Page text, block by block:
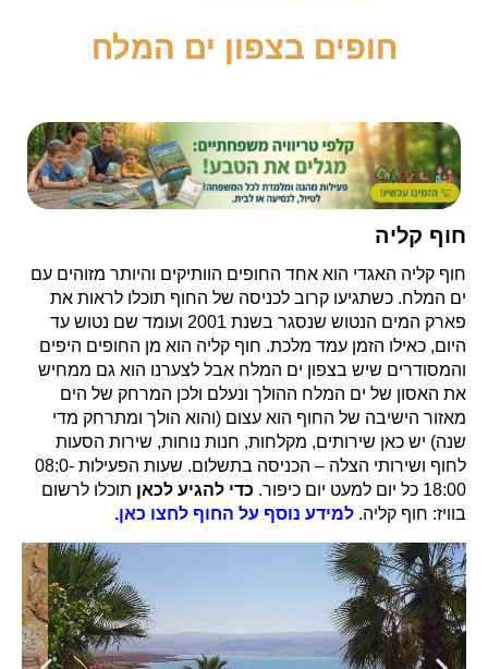
חופים בצפון ים המלח
חוף קליה
חוף קליה האגדי הוא אחד החופים הוותיקים והיותר מזוהים עם
ים המלח. כשתגיעו קרוב לכניסה של החוף תוכלו לראות את
פארק המים הנטוש שנסגר בשנת 2001 ועומד שם נטוש עד
היום, כאילו הזמן עמד מלכת. חוף קליה הוא מן החופים היפים
והמסודרים שיש בצפון ים המלח אבל לצערנו הוא גם ממחיש
את האסון של ים המלח ההולך ונעלם ולכן המרחק של הים
מאזור הישיבה של החוף הוא עצום (והוא הולך ומתרחק מדי
שנה) יש כאן שירותים, מקלחות, חנות נוחות, שירות הסעות
לחוף ושירותי הצלה – הכניסה בתשלום. שעות הפעילות 08:0-
18:00 כל יום למעט יום כיפור.
כדי להגיע לכאן תוכלו לרשום
בוויז: חוף קליה. למידע נוסף על החוף לחצו כאן.